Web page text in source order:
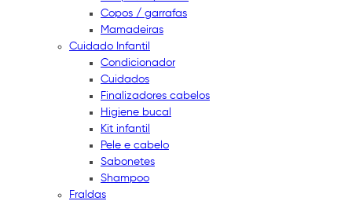
Copos / garrafas
Mamadeiras
Cuidado Infantil
Condicionador
Cuidados
Finalizadores cabelos
Higiene bucal
Kit infantil
Pele e cabelo
Sabonetes
Shampoo
Fraldas